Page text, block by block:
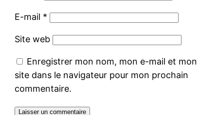
E-mail *
Site web
Enregistrer mon nom, mon e-mail et mon
site dans le navigateur pour mon prochain
commentaire.